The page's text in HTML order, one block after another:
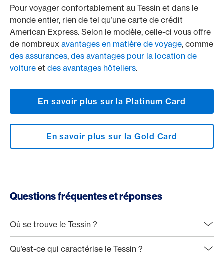
Pour voyager confortablement au Tessin et dans le
monde entier, rien de tel qu’une carte de crédit
American Express. Selon le modèle, celle-ci vous offre
de nombreux avantages en matière de voyage, comme
des assurances, des avantages pour la location de
voiture et des avantages hôteliers.
En savoir plus sur la Platinum Card
En savoir plus sur la Gold Card
Questions fréquentes et réponses
Où se trouve le Tessin ?
Qu’est-ce qui caractérise le Tessin ?